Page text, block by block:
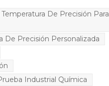
De Precisión Para
De Precisión Personalizada
Industrial Química